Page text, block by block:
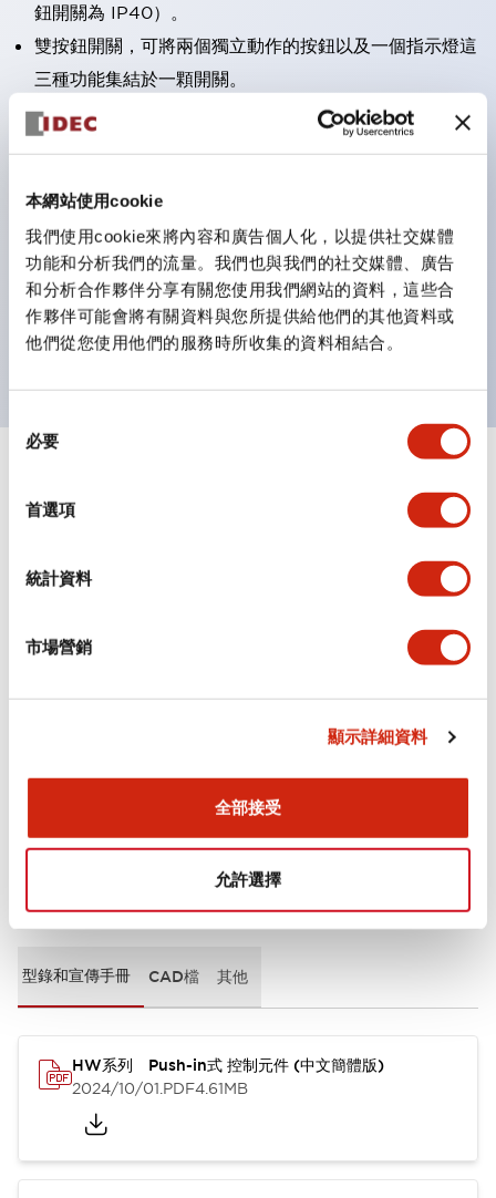
本網站使用cookie
我們使用cookie來將內容和廣告個人化，以提供社交媒體
功能和分析我們的流量。我們也與我們的社交媒體、廣告
和分析合作夥伴分享有關您使用我們網站的資料，這些合
作夥伴可能會將有關資料與您所提供給他們的其他資料或
他們從您使用他們的服務時所收集的資料相結合。
必要
首選項
統計資料
市場營銷
顯示詳細資料
全部接受
允許選擇
鈕開關為 IP40）。
雙按鈕開關，可將兩個獨立動作的按鈕以及一個指示燈這
三種功能集結於一顆開關。
完整支援全球各地需求的多種電壓規格。
顏色。
支援色彩通用設計（CUD）：可清楚辨識正方平頭形指
示燈的亮燈/熄燈狀態，以及點燈時的顏色識別。
符合 ISO 3864-4 安全色規範：在危險或緊急狀況下，
顏色表現更明確鮮明，便於更多人識別。
電氣規範（額定照明部分）
環境規範
型錄和宣傳手冊 CAD檔 其他
HW系列 Push-in式 控制元件 (中文簡體版)
2024/10/01.PDF4.61MB